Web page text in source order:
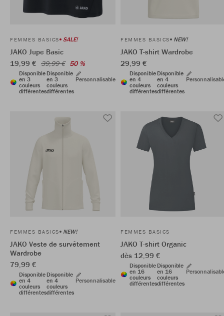
FEMMES BASICS SALE!
JAKO Jupe Basic
19,99 € 39,99 € 50 %
Disponible
en 3
couleurs
différentes
Disponible
en 3
couleurs
différentes
Personnalisable
FEMMES BASICS NEW!
JAKO T-shirt Wardrobe
29,99 €
Disponible
en 4
couleurs
différentes
Disponible
en 4
couleurs
différentes
FEMMES BASICS NEW!
JAKO Veste de survêtement
Wardrobe
79,99 €
Disponible
en 4
couleurs
différentes
Disponible
en 4
couleurs
différentes
Personnalisable
FEMMES BASICS
JAKO T-shirt Organic
dès 12,99 €
Disponible
en 16
couleurs
différentes
Disponible
en 16
couleurs
différentes